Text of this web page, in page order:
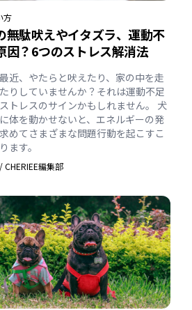
方
無駄吠えやイタズラ、運動不
因？6つのストレス解消法
近、やたらと吠えたり、家の中を走
りしていませんか？それは運動不足
トレスのサインかもしれません。 犬
体を動かせないと、エネルギーの発
めてさまざまな問題行動を起こすこ
ます。
/CHERIEE編集部